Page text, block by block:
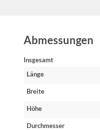
Abmessungen
Insgesamt
Länge
Breite
Höhe
Durchmesser